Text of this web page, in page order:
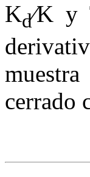
Kd∕K y
cerrado